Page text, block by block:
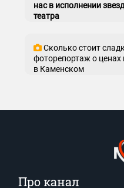
нас в исполнении
театра
Сколько стоит
фоторепортаж о
в Каменском
Про канал